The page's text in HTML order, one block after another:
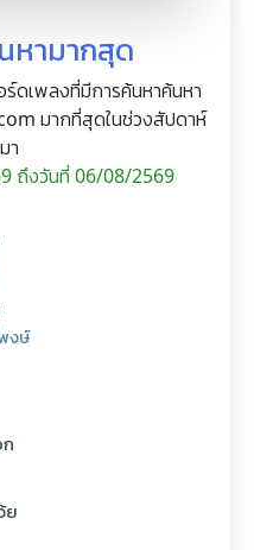
หามากสุด
ดเพลงที่มีการค้นหาค้นหา
มากที่สุดในช่วงสัปดาห์
า
ถึงวันที่ 06/08/2569
งษ์
ย